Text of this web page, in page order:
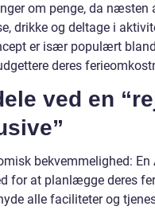
om penge, da næsten
drikke og deltage i
er især populært
deres
ved en
bekvemmelighed: En
for at planlægge deres
alle faciliteter og